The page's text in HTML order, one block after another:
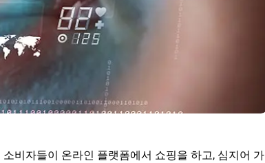
비자들이 온라인 플랫폼에서 쇼핑을 하고, 심지어 가